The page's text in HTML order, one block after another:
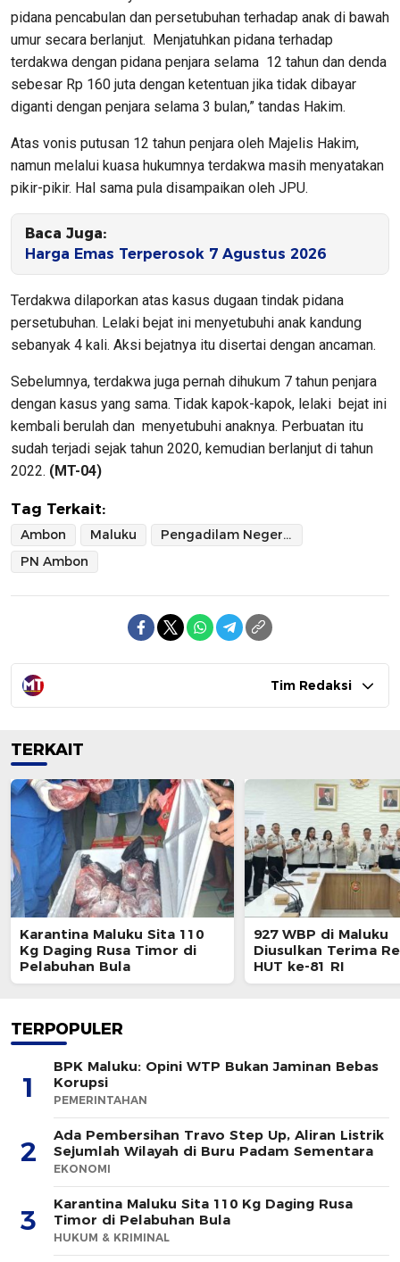
pidana pencabulan dan persetubuhan terhadap anak di bawah
umur secara berlanjut. Menjatuhkan pidana terhadap
terdakwa dengan pidana penjara selama 12 tahun dan denda
sebesar Rp 160 juta dengan ketentuan jika tidak dibayar
diganti dengan penjara selama 3 bulan,” tandas Hakim.
Atas vonis putusan 12 tahun penjara oleh Majelis Hakim,
namun melalui kuasa hukumnya terdakwa masih menyatakan
pikir-pikir. Hal sama pula disampaikan oleh JPU.
Baca Juga:
Harga Emas Terperosok 7 Agustus 2026
Terdakwa dilaporkan atas kasus dugaan tindak pidana
persetubuhan. Lelaki bejat ini menyetubuhi anak kandung
sebanyak 4 kali. Aksi bejatnya itu disertai dengan ancaman.
Sebelumnya, terdakwa juga pernah dihukum 7 tahun penjara
dengan kasus yang sama. Tidak kapok-kapok, lelaki bejat ini
kembali berulah dan menyetubuhi anaknya. Perbuatan itu
sudah terjadi sejak tahun 2020, kemudian berlanjut di tahun
2022. (MT-04)
Tag Terkait:
Ambon Maluku
Pengadilam Negeri Ambon
PN Ambon
Tim Redaksi
TERKAIT
Karantina Maluku Sita 110
Kg Daging Rusa Timor di
Pelabuhan Bula
927 WBP di Maluku
Diusulkan Terima
HUT ke-81 RI
TERPOPULER
1
BPK Maluku: Opini WTP Bukan Jaminan Bebas
Korupsi
PEMERINTAHAN
2
Ada Pembersihan Travo Step Up, Aliran Listrik
Sejumlah Wilayah di Buru Padam Sementara
EKONOMI
3
Karantina Maluku Sita 110 Kg Daging Rusa
Timor di Pelabuhan Bula
HUKUM & KRIMINAL